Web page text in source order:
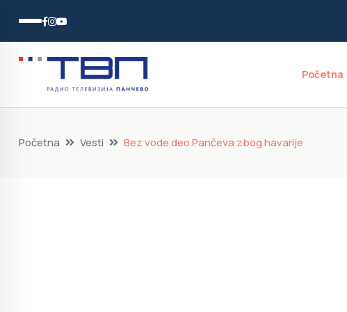
Početna
Početna Vesti Bez vode deo Pančeva zbog havarije